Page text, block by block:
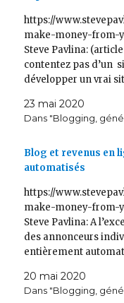
https://
make-money-from-
Steve Pavlina:
contentez pas d’un
développer un vrai
également tout un
Au…
23 mai 2020
Dans "Blogging,
Blog et revenus en
automatisés
https://
make-money-from-
Steve Pavlina: A
des annonceurs
entièrement
du temps l’argent
mon compte en
20 mai 2020
Dans "Blogging,